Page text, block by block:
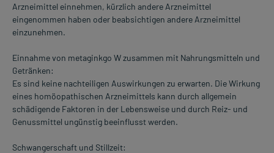
Arzneimittel einnehmen, kürzlich andere Arzneimittel
eingenommen haben oder beabsichtigen andere Arzneimittel
einzunehmen.
Einnahme von metaginkgo W zusammen mit Nahrungsmitteln und
Getränken:
Es sind keine nachteiligen Auswirkungen zu erwarten. Die Wirkung
eines homöopathischen Arzneimittels kann durch allgemein
schädigende Faktoren in der Lebensweise und durch Reiz- und
Genussmittel ungünstig beeinflusst werden.
Schwangerschaft und Stillzeit: